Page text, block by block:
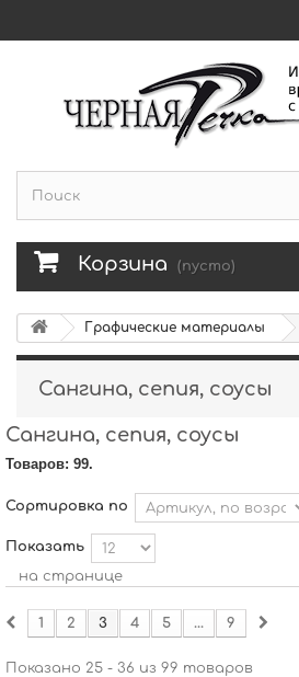
Корзина (пусто)
Графические материалы
Сангина, сепия, соусы
Сангина, сепия, соусы
Товаров: 99.
Сортировка по
Показать
на странице
1 2 3 4 5 ... 9
Показано 25 - 36 из 99 товаров